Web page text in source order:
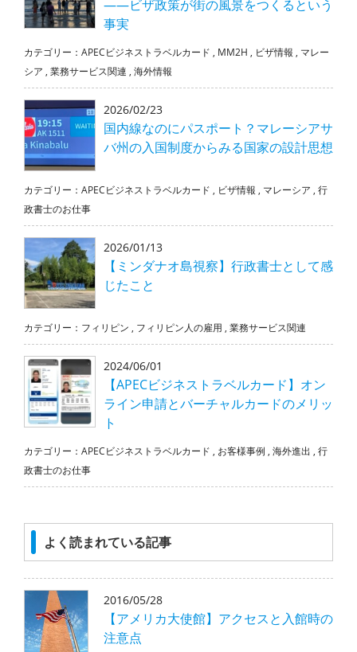
――ビザ政策が街の風景をつくるという
事実
カテゴリー： APECビジネストラベルカード , MM2H , ビザ情報 , マレー
シア , 業務サービス関連 , 海外情報
2026/02/23
国内線なのにパスポート？マレーシアサ
バ州の入国制度からみる国家の設計思想
カテゴリー： APECビジネストラベルカード , ビザ情報 , マレーシア , 行
政書士のお仕事
2026/01/13
【ミンダナオ島視察】行政書士として感
じたこと
カテゴリー： フィリピン , フィリピン人の雇用 , 業務サービス関連
2024/06/01
【APECビジネストラベルカード】オン
ライン申請とバーチャルカードのメリッ
ト
カテゴリー： APECビジネストラベルカード , お客様事例 , 海外進出 , 行
政書士のお仕事
よく読まれている記事
2016/05/28
【アメリカ大使館】アクセスと入館時の
注意点